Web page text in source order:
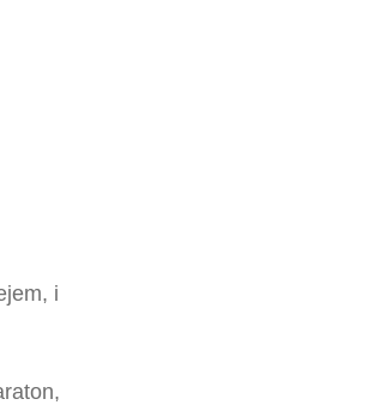
i